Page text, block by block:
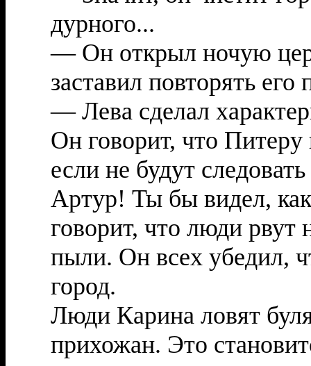
дурного...
— Он открыл ночую
заставил повторять
— Лева сделал
Он говорит, что
если не будут
Артур! Ты бы видел,
говорит, что люди рвут
пыли. Он всех убедил,
город.
Люди Карина ловят
прихожан. Это